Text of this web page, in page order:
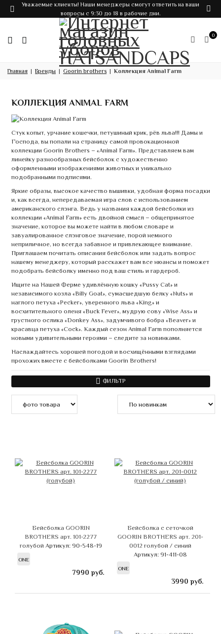
Уважаемые клиенты! Наши менеджеры смогут ответить на ваши
вопросы с 9:30 до 18 в рабочие дни.
0
Главная Бренды Goorin brothers Коллекция Animal Farm
КОЛЛЕКЦИЯ ANIMAL FARM
Стук копыт, урчание кошечки, петушиный крик, рёв льва!!! Дамы и
Господа, вы попали на страницу самой провокационной
коллекции Goorin Brothers – «Animal Farm». Представляем вам
линейку разнообразных бейсболок с художественно
оформленными изображениями животных и уникально
подобранными подписями.
Яркие образы, высокое качество вышивки, удобная форма посадки
и, как всегда, непередаваемая игра слов с использованием
американского слэнга. Ведь у названия каждой бейсболки из
коллекции «Animal Farm» есть двойной смысл – общепринятое
значение, которое вы можете найти в любом словаре и
завуалированное слэнговое значение, порой немного
неприличное, но всегда забавное и привлекающее внимание.
Приглашаем почитать описания бейсболок или задать вопрос
нашему менеджеру, который расскажет вам все нюансы и поможет
подобрать бейсболку именно под ваш стиль и гардероб.
Ищите на Нашей Ферме удивлённую кошку «Pussy Cat» и
независимого козла «Billy Goat», сумасшедшую белку «Nuts» и
наглого петуха «Pecker», уверенного льва «King» и
восхитительного оленя «Buck Fever», мудрую сову «Wise Ass» и
грустного ослика «Donkey Ass», задумчивого бобра «Beaver» и
красавца петуха «Cock». Каждый сезон Animal Farm пополняется
новыми удивительными героями – следите за новинками.
Наслаждайтесь хорошей погодой и восхищёнными взглядами
прохожих вместе с бейсболками Goorin Brothers!
ФИЛЬТР
Бейсболка GOORIN
BROTHERS арт. 101-2277
голубой Артикул: 90-548-19
ONE
7990 руб.
Бейсболка с сеточкой
GOORIN BROTHERS арт. 201-
0012 голубой / синий
Артикул: 91-411-08
ONE
3990 руб.